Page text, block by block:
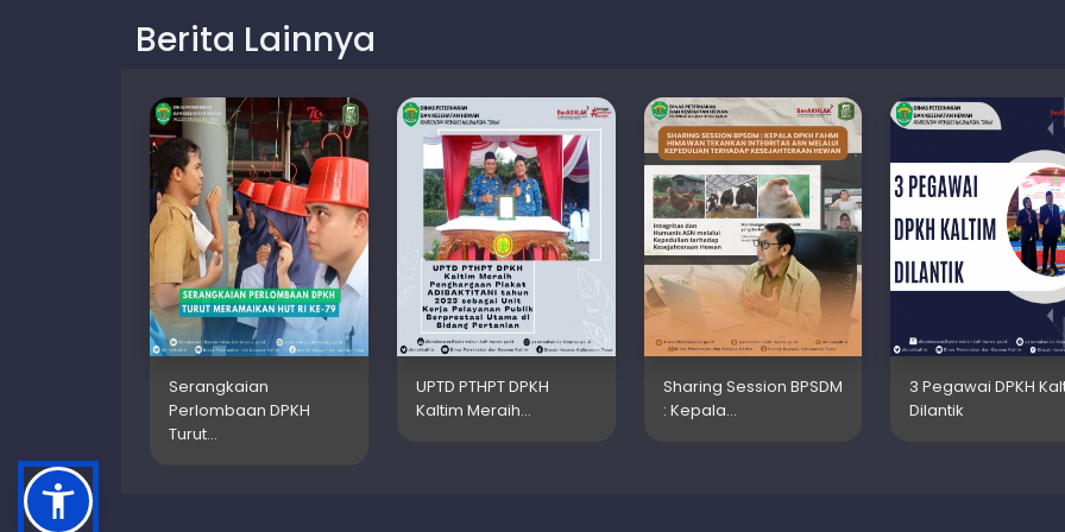
Berita Lainnya
Serangkaian
Perlombaan DPKH
Turut…
UPTD PTHPT DPKH
Kaltim Meraih…
Sharing Session BPSDM
: Kepala…
3 Pegawai DPKH
Dilantik